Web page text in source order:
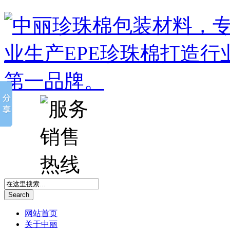
Search
网站首页
关于中丽